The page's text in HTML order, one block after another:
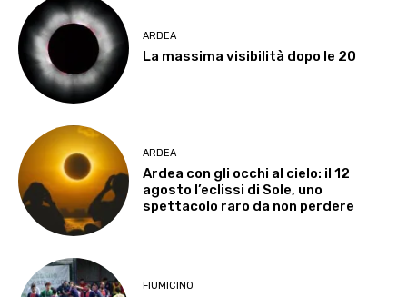
ARDEA
La massima visibilità dopo le 20
ARDEA
Ardea con gli occhi al cielo: il 12
agosto l’eclissi di Sole, uno
spettacolo raro da non perdere
FIUMICINO